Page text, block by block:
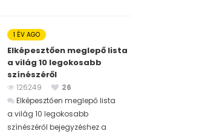
1 ÉV AGO
Elképesztően meglepő lista
a világ 10 legokosabb
színészéről
126249
26
Elképesztően meglepő lista
a világ 10 legokosabb
színészéről bejegyzéshez a